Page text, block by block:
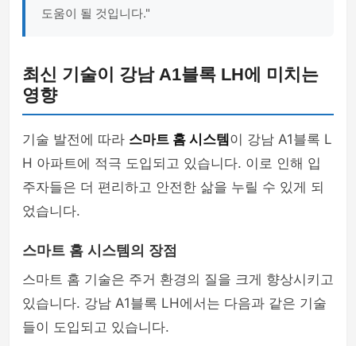
도움이 될 것입니다."
최신 기술이 강남 A1블록 LH에 미치는
영향
기술 발전에 따라 스마트 홈 시스템 이 강남 A1블록 L
H 아파트에 적극 도입되고 있습니다. 이로 인해 입
주자들은 더 편리하고 안전한 삶을 누릴 수 있게 되
었습니다.
스마트 홈 시스템의 장점
스마트 홈 기술은 주거 환경의 질을 크게 향상시키고
있습니다. 강남 A1블록 LH에서는 다음과 같은 기술
들이 도입되고 있습니다.